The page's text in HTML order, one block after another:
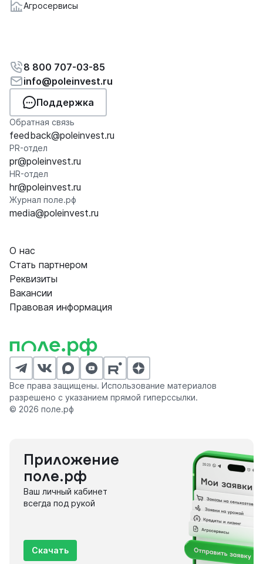
Агросервисы
8 800 707-03-85
info@poleinvest.ru
Поддержка
Обратная связь
feedback@poleinvest.ru
PR-отдел
pr@poleinvest.ru
HR-отдел
hr@poleinvest.ru
Журнал поле.рф
media@poleinvest.ru
О нас
Стать партнером
Реквизиты
Вакансии
Правовая информация
Все права защищены. Использование материалов
разрешено с указанием прямой гиперссылки.
© 2026 поле.рф
Приложение
поле.рф
Ваш личный кабинет
всегда под рукой
Скачать